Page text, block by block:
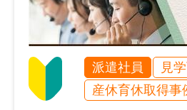
用あり,昇給・昇格あ
らOK,シフト自由・選
勤務OK,急募,駅から5
ざいます。
※事務や医療系などの
派遣社員 見
産休育休取得事